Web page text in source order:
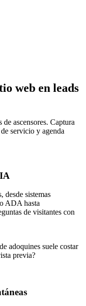
web en leads
ascensores. Captura
servicio y agenda
desde sistemas
ADA hasta
de visitantes con
adoquines suele costar
previa?